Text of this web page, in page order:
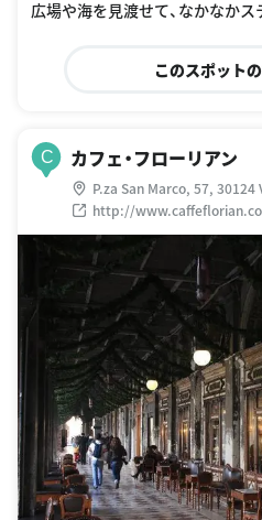
広場や海を見渡せて、なかなかス
このスポット
C カフェ・フローリアン
P.za San Marco, 57, 30124
http://